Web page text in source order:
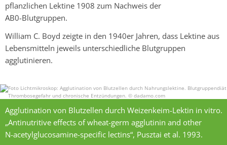
pflanzlichen Lektine 1908 zum Nachweis der
AB0-Blutgruppen.
William C. Boyd zeigte in den 1940er Jahren, dass Lektine aus
Lebensmitteln jeweils unterschiedliche Blutgruppen
agglutinieren.
Agglutination von Blutzellen durch Weizenkeim-Lektin in vitro.
„Antinutritive effects of wheat-germ agglutinin and other
N-acetylglucosamine-specific lectins“, Pusztai et al. 1993.